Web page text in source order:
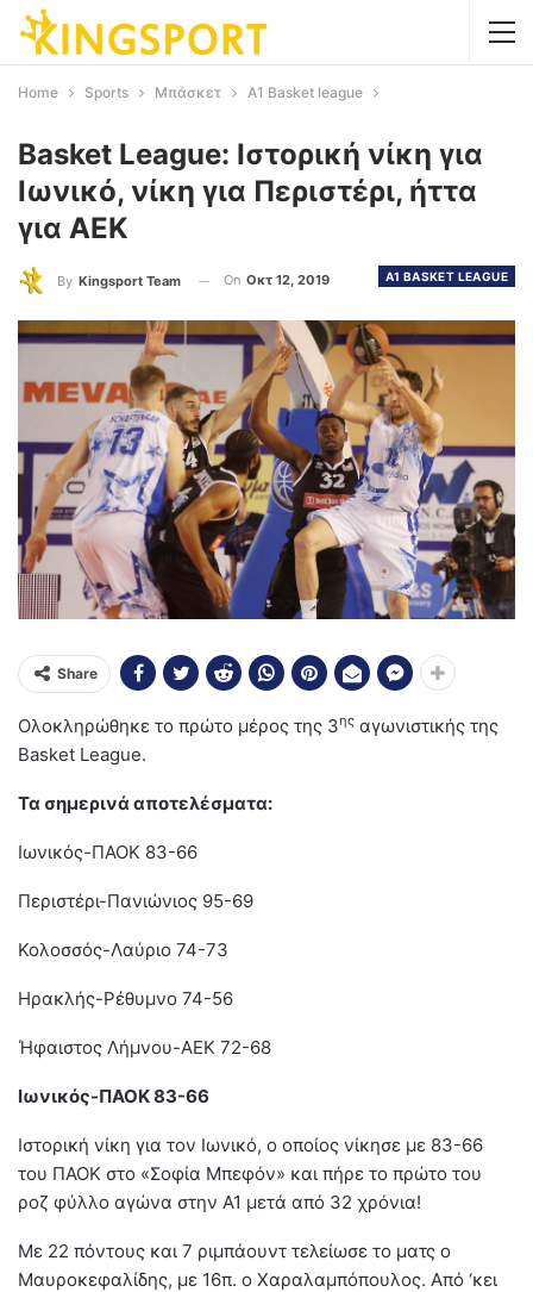
Home Sports Μπάσκετ Α1 Basket league
Basket League: Ιστορική νίκη για
Ιωνικό, νίκη για Περιστέρι, ήττα
για ΑΕΚ
Α1 BASKET LEAGUE
By Kingsport Team On Οκτ 12, 2019
Share
Ολοκληρώθηκε το πρώτο μέρος της 3ης αγωνιστικής της
Basket League.
Τα σημερινά αποτελέσματα:
Ιωνικός-ΠΑΟΚ 83-66
Περιστέρι-Πανιώνιος 95-69
Κολοσσός-Λαύριο 74-73
Ηρακλής-Ρέθυμνο 74-56
Ήφαιστος Λήμνου-ΑΕΚ 72-68
Ιωνικός-ΠΑΟΚ 83-66
Ιστορική νίκη για τον Ιωνικό, ο οποίος νίκησε με 83-66
του ΠΑΟΚ στο «Σοφία Μπεφόν» και πήρε το πρώτο του
ροζ φύλλο αγώνα στην Α1 μετά από 32 χρόνια!
Με 22 πόντους και 7 ριμπάουντ τελείωσε το ματς ο
Μαυροκεφαλίδης, με 16π. ο Χαραλαμπόπουλος. Από ‘κει